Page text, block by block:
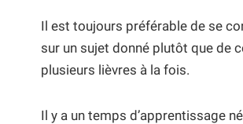
Il est toujours préférable de se
sur un sujet donné plutôt que de
plusieurs lièvres à la fois.
Il y a un temps d’apprentissage